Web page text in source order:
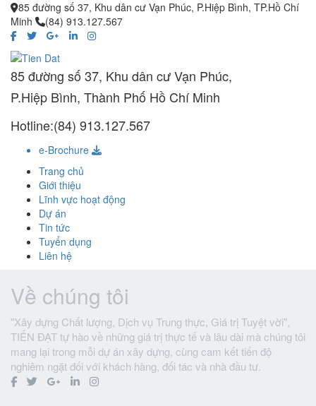
85 đường số 37, Khu dân cư Vạn Phúc, P.Hiệp Bình, TP.Hồ Chí
Minh
(84) 913.127.567
85 đường số 37, Khu dân cư Vạn Phúc,
P.Hiệp Bình, Thành Phố Hồ Chí Minh
Hotline:(84) 913.127.567
e-Brochure
Trang chủ
Giới thiệu
Lĩnh vực hoạt động
Dự án
Tin tức
Tuyển dụng
Liên hệ
Về chúng tôi
"Xây dựng Chất lượng, Dịch vụ Trung thực, Giá trị Tuyệt vời",
TIẾN ĐẠT tự hào về những giá trị thực tế và lâu dài mà chúng tôi
mang lại trong mỗi dự án xây dựng, cùng cam kết tiến độ
nghiêm ngặt đối với khách hàng, đối tác và nhà đầu tư.